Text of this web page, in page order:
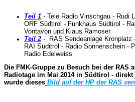
Teil 1 - Tele Radio Vinschgau - Rudi
ORF Südtirol - Funkhaus Südtirol -
Vontavon und Klaus Ramoser
Teil 2 - RAS Sendeanlage Kronplatz
RAI Süditrol - Radio Sonnenschein -
Radio Edelweiss
Die FMK-Gruppe zu Besuch bei der RAS
Radiotage im Mai 2014 in Südtirol -
wurde dieses Bild auf der HP der RAS